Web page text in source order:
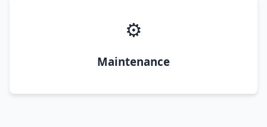
⚙️
Maintenance